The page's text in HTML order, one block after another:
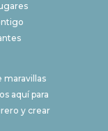
maravillas
aquí para
y crear